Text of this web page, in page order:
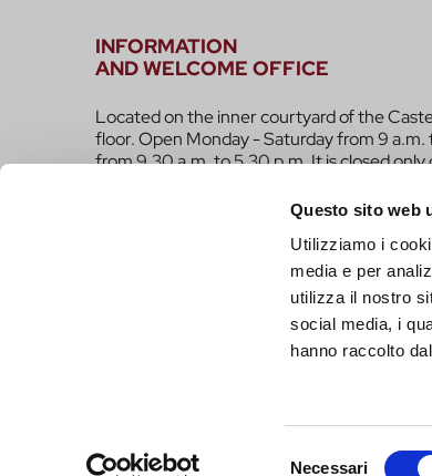
Questo sito web
Utilizziamo i
media e per
utilizza il nostro
social media, i
hanno raccolto
Necessari
INFORMATION
AND WELCOME OFFICE
Located on the inner courtyard of the
floor. Open Monday - Saturday from 9 a.m.
from 9.30 a.m. to 5.30 p.m. It is closed only
infotur@comune.fe.it 0532-
ARE YOU A TOUR OPERATOR AND
CONTACTED TO BE PART OF THE